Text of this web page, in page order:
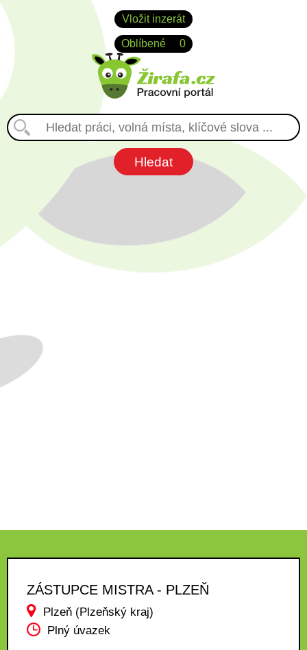
Vložit inzerát
Oblíbené 0
ZÁSTUPCE MISTRA - PLZEŇ
Plzeň (Plzeňský kraj)
Plný úvazek